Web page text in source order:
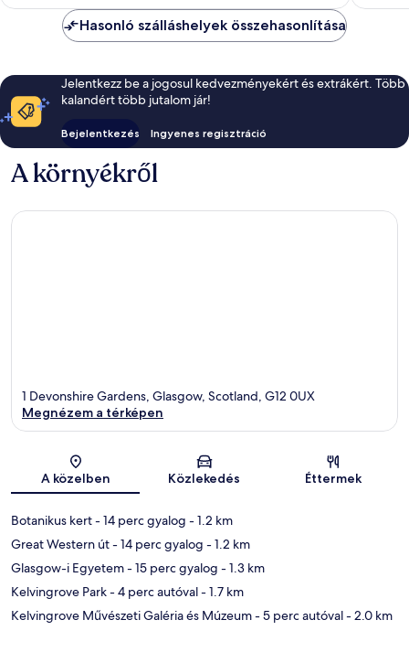
Hasonló szálláshelyek összehasonlítása
Jelentkezz be a jogosul kedvezményekért és extrákért. Több
kalandért több jutalom jár!
Bejelentkezés Ingyenes regisztráció
A környékről
Térkép
1 Devonshire Gardens, Glasgow, Scotland, G12 0UX
Megnézem a térképen
A közelben Közlekedés Éttermek
Botanikus kert- 14 perc gyalog - 1.2 km
Great Western út- 14 perc gyalog - 1.2 km
Glasgow-i Egyetem- 15 perc gyalog - 1.3 km
Kelvingrove Park- 4 perc autóval- 1.7 km
Kelvingrove Művészeti Galéria és Múzeum- 5 perc autóval- 2.0 km